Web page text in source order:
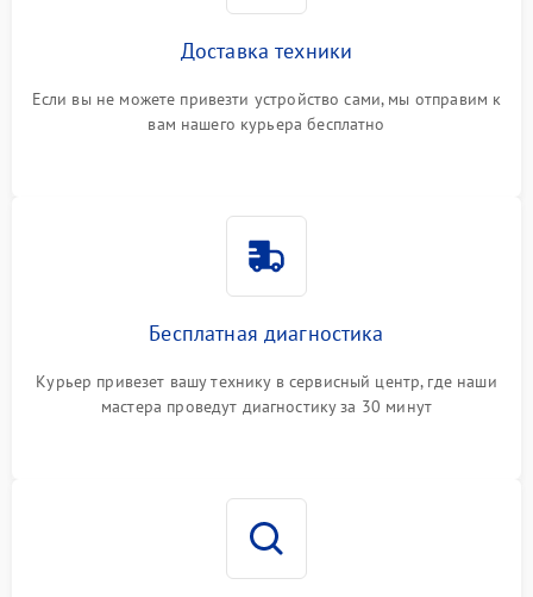
Доставка техники
Если вы не можете привезти устройство сами, мы отправим к
вам нашего курьера бесплатно
Бесплатная диагностика
Курьер привезет вашу технику в сервисный центр, где наши
мастера проведут диагностику за 30 минут